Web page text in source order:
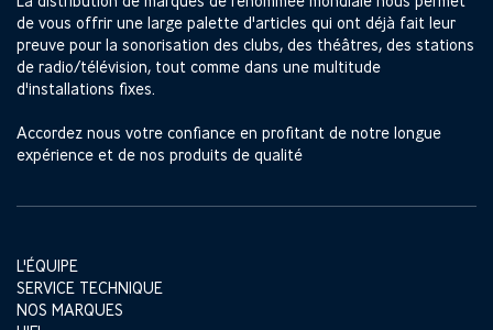
de vous offrir une large palette d'articles qui ont déjà fait leur
preuve pour la sonorisation des clubs, des théâtres, des stations
de radio/télévision, tout comme dans une multitude
d'installations fixes.
Accordez nous votre confiance en profitant de notre longue
expérience et de nos produits de qualité
L'ÉQUIPE
SERVICE TECHNIQUE
NOS MARQUES